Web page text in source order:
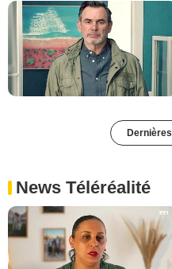
News Téléréalité